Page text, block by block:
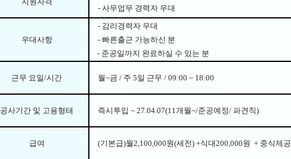
- 사무업무 경력자 우대
우대사항
- 감리경력자 우대
- 빠른출근 가능하신 분
- 준공일까지 완료하실 수 있는 분
근무 요일/시간 월~금 / 주 5일 근무 / 09:00 ~ 18:00
공사기간 및 고용형태 즉시투입 ~ 27.04.07(11개월~/준공예정/ 파견직)
급여 (기본급)월2,100 ,000원(세전) +식대200,000원 + 중식제공